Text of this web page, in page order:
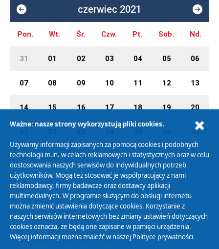
czerwiec 2021
Pon. Wt. Śr. Czw. Pt. Sob. Nd.
31 01 02 03 04 05 06
07 08 09 10 11 12 13
14 15 16 17 18 19 20
27
28 29 30 01 02 03 04
Polityka Prywatności
Zasady korzystania z Serwisu
Organizacje Pożytku Publicznego
Ważne: nasze strony wykorzystują pliki cookies.
Używamy informacji zapisanych za pomocą cookies i podobnych
technologii m.in. w celach reklamowych i statystycznych oraz w celu
dostosowania naszych serwisów do indywidualnych potrzeb
użytkowników. Mogą też stosować je współpracujący z nami
reklamodawcy, firmy badawcze oraz dostawcy aplikacji
multimedialnych. W programie służącym do obsługi internetu
można zmienić ustawienia dotyczące cookies. Korzystanie z
naszych serwisów internetowych bez zmiany ustawień dotyczących
cookies oznacza, że będą one zapisane w pamięci urządzenia.
Więcej informacji można znaleźć w naszej Polityce prywatności